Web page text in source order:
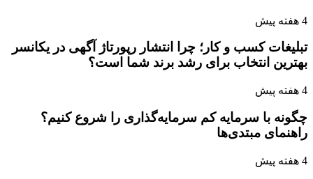
4 هفته پیش
تبلیغات کسب و کار؛ چرا انتشار رپورتاژ آگهی در یکانسر
بهترین انتخاب برای رشد برند شما است؟
4 هفته پیش
چگونه با سرمایه کم سرمایه‌گذاری را شروع کنیم؟
راهنمای مبتدی‌ها
4 هفته پیش